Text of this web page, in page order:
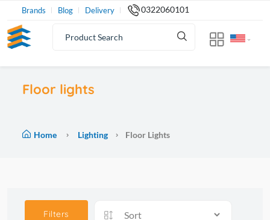
Brands Blog Delivery 0322060101
Floor lights
Home Lighting Floor Lights
Filters